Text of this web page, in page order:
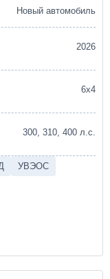
Новый автомобиль
2026
6х4
300, 310, 400 л.с.
УВЭОС